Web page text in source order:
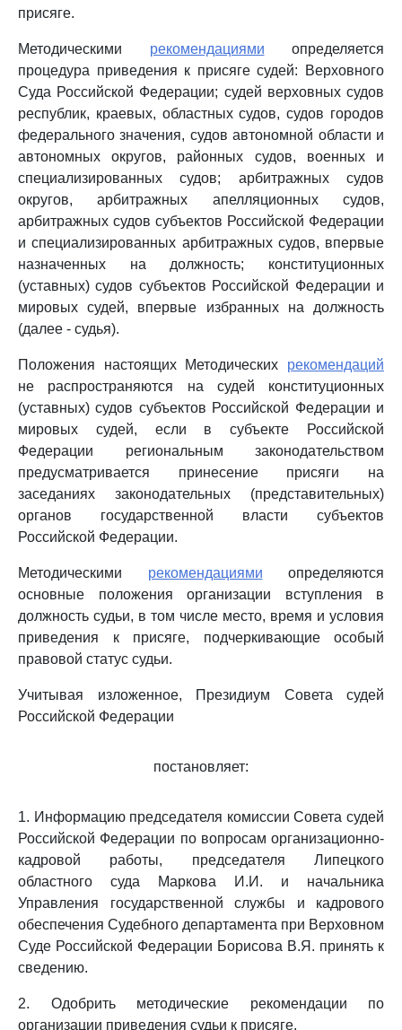
присяге.
Методическими рекомендациями определяется
процедура приведения к присяге судей: Верховного
Суда Российской Федерации; судей верховных судов
республик, краевых, областных судов, судов городов
федерального значения, судов автономной области и
автономных округов, районных судов, военных и
специализированных судов; арбитражных судов
округов, арбитражных апелляционных судов,
арбитражных судов субъектов Российской Федерации
и специализированных арбитражных судов, впервые
назначенных на должность; конституционных
(уставных) судов субъектов Российской Федерации и
мировых судей, впервые избранных на должность
(далее - судья).
Положения настоящих Методических рекомендаций
не распространяются на судей конституционных
(уставных) судов субъектов Российской Федерации и
мировых судей, если в субъекте Российской
Федерации региональным законодательством
предусматривается принесение присяги на
заседаниях законодательных (представительных)
органов государственной власти субъектов
Российской Федерации.
Методическими рекомендациями определяются
основные положения организации вступления в
должность судьи, в том числе место, время и условия
приведения к присяге, подчеркивающие особый
правовой статус судьи.
Учитывая изложенное, Президиум Совета судей
Российской Федерации
постановляет:
1. Информацию председателя комиссии Совета судей
Российской Федерации по вопросам организационно-
кадровой работы, председателя Липецкого
областного суда Маркова И.И. и начальника
Управления государственной службы и кадрового
обеспечения Судебного департамента при Верховном
Суде Российской Федерации Борисова В.Я. принять к
сведению.
2. Одобрить методические рекомендации по
организации приведения судьи к присяге.